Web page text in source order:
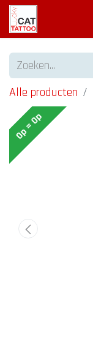
Alle producten
Op = Op